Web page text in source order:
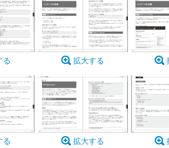
る 拡大する
る 拡大する